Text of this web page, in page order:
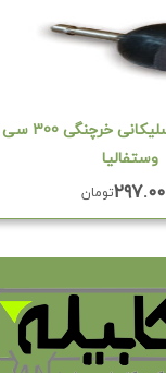
شات آف یا فرفره
وستفالیا
تومان